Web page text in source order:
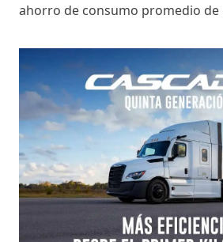
ahorro de consumo promedio de